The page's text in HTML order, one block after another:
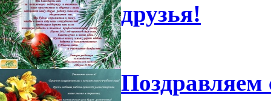
друзья!
Поздравляем